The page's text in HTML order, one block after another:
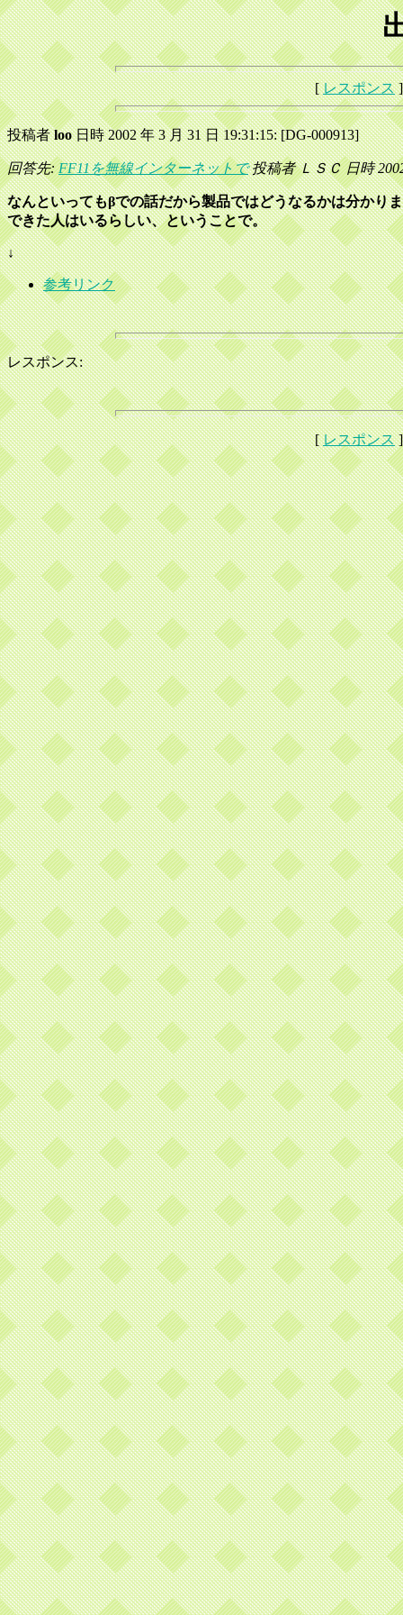
[レスポンス
投稿者loo日時 2002 年 3 月 31 日 19:31:15: [DG-000913]
回答先:FF11を無線インターネットで投稿者 ＬＳＣ 日時
なんといってもβでの話だから製品ではどうなるかは分かり
できた人はいるらしい、ということで。
↓
参考リンク
レスポンス:
[レスポンス